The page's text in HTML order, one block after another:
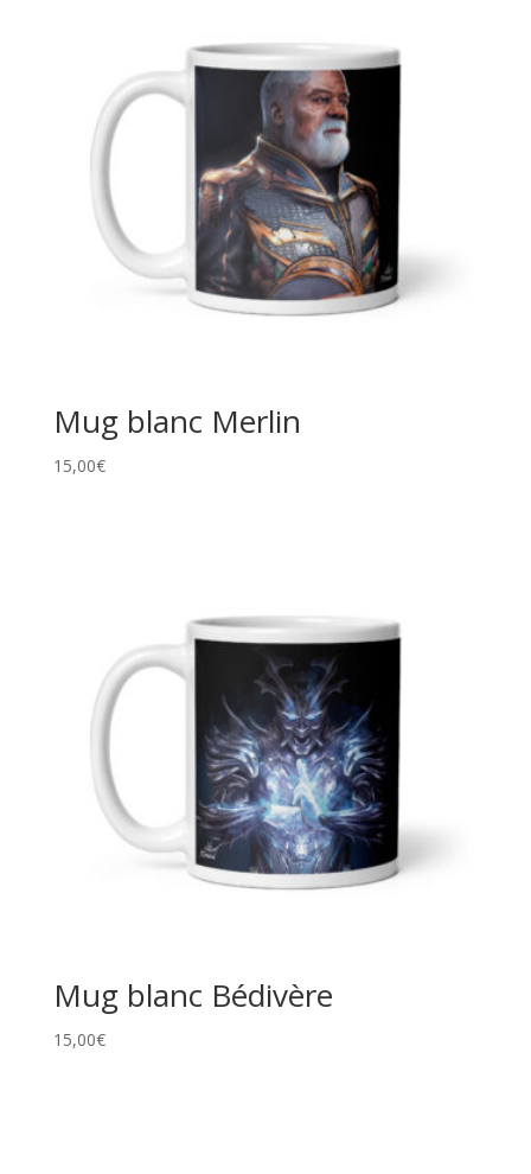
Mug blanc Merlin
15,00€
Mug blanc Bédivère
15,00€